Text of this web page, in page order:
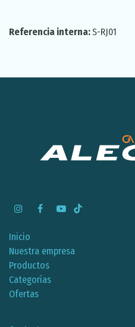
Referencia interna:S-RJ01
Inicio
Nuestra empresa
Productos
Categorías
Ofertas